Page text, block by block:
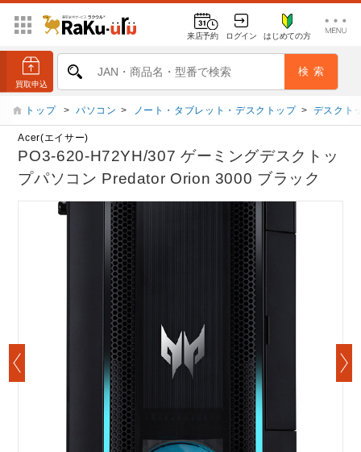
来店予約 ログイン はじめての方
トップ > パソコン > ノート・タブレット・デスクトップ > デスクト
Acer(エイサー)
PO3-620-H72YH/307 ゲーミングデスクトッ
プパソコン Predator Orion 3000 ブラック